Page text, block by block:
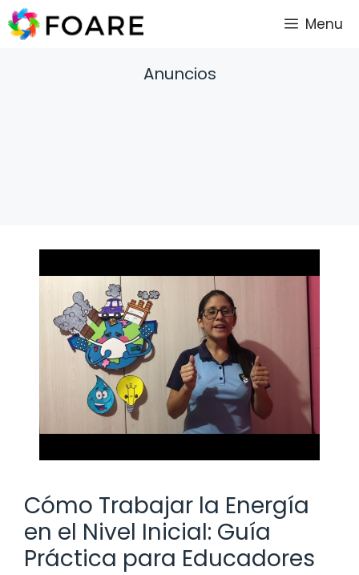
Saltar
al
Menu
Anuncios
Cómo Trabajar la Energía
en el Nivel Inicial: Guía
Práctica para Educadores